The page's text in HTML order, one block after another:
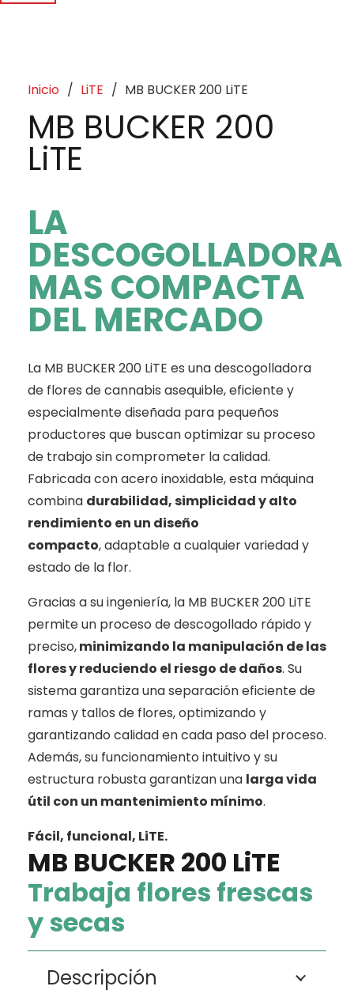
Inicio / LiTE / MB BUCKER 200 LiTE
MB BUCKER 200
LiTE
LA
DESCOGOLLADORA
MAS COMPACTA
DEL MERCADO
La MB BUCKER 200 LiTE es una descogolladora
de flores de cannabis asequible, eficiente y
especialmente diseñada para pequeños
productores que buscan optimizar su proceso
de trabajo sin comprometer la calidad.
Fabricada con acero inoxidable, esta máquina
combina durabilidad, simplicidad y alto
rendimiento en un diseño
compacto, adaptable a cualquier variedad y
estado de la flor.
Gracias a su ingeniería, la MB BUCKER 200 LiTE
permite un proceso de descogollado rápido y
preciso,minimizando la manipulación de las
flores y reduciendo el riesgo de daños. Su
sistema garantiza una separación eficiente de
ramas y tallos de flores, optimizando y
garantizando calidad en cada paso del proceso.
Además, su funcionamiento intuitivo y su
estructura robusta garantizan una larga vida
útil con un mantenimiento mínimo.
Fácil, funcional, LiTE.
MB BUCKER 200 LiTE
Trabaja flores frescas
y secas
Descripción